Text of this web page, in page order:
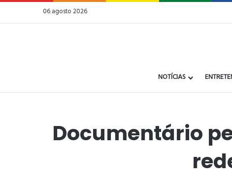
06 agosto 2026
NOTÍCIAS
Documentário